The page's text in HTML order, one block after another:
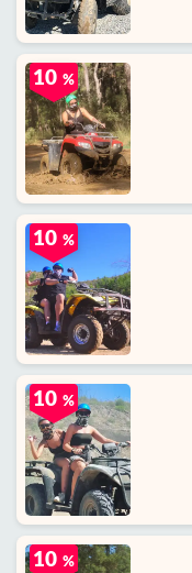
10 %
10 %
10 %
10 %